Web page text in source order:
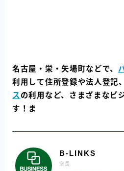
名古屋・栄・矢場町などで、
利用して住所登録や法人登記、
ス の利用など、さまざまなビ
す！ま
B-LINKS
室長